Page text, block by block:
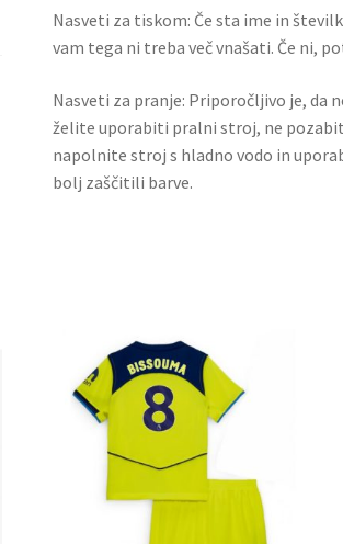
Nasveti za tiskom: Če sta ime in
vam tega ni treba več vnašati. Če ni,
Nasveti za pranje: Priporočljivo je, da
želite uporabiti pralni stroj, ne
napolnite stroj s hladno vodo in
bolj zaščitili barve.